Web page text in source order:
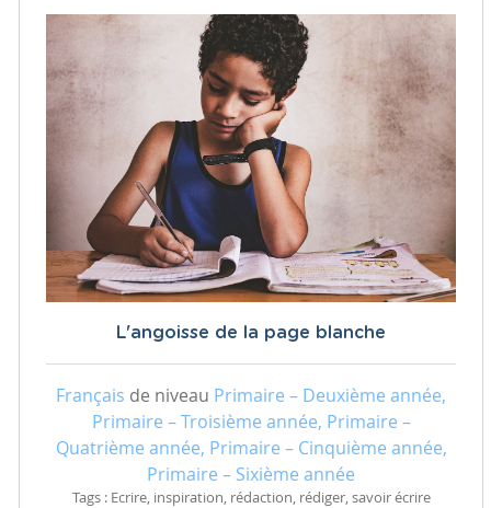
L'angoisse de la page blanche
Français de niveau Primaire – Deuxième année,
Primaire – Troisième année, Primaire –
Quatrième année, Primaire – Cinquième année,
Primaire – Sixième année
Tags : Ecrire, inspiration, rédaction, rédiger, savoir écrire